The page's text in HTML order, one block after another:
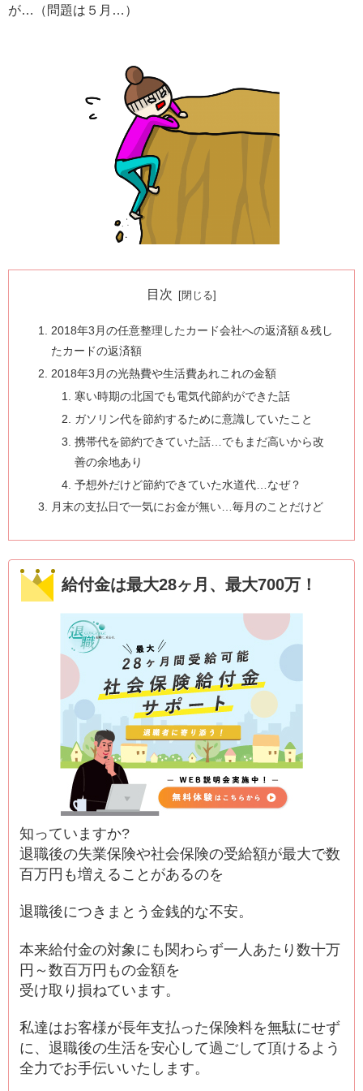
が…（問題は５月…）
目次
2018年3月の任意整理したカード会社への返済額＆残し
たカードの返済額
2018年3月の光熱費や生活費あれこれの金額
寒い時期の北国でも電気代節約ができた話
ガソリン代を節約するために意識していたこと
携帯代を節約できていた話…でもまだ高いから改
善の余地あり
予想外だけど節約できていた水道代…なぜ？
月末の支払日で一気にお金が無い…毎月のことだけど
給付金は最大28ヶ月、最大700万！
知っていますか?
退職後の失業保険や社会保険の受給額が最大で数
百万円も増えることがあるのを
退職後につきまとう金銭的な不安。
本来給付金の対象にも関わらず一人あたり数十万
円～数百万円もの金額を
受け取り損ねています。
私達はお客様が長年支払った保険料を無駄にせず
に、退職後の生活を安心して過ごして頂けるよう
全力でお手伝いいたします。